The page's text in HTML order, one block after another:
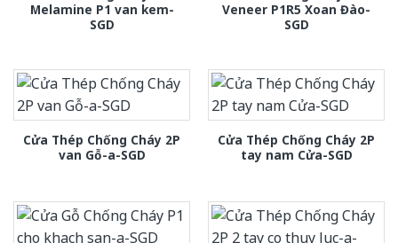
Melamine P1 van kem-
SGD
Veneer P1R5 Xoan Đào-
SGD
Cửa Thép Chống Cháy 2P
van Gỗ-a-SGD
Cửa Thép Chống Cháy 2P
tay nam Cửa-SGD